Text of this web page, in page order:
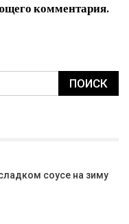
комментария.
соусе на зиму